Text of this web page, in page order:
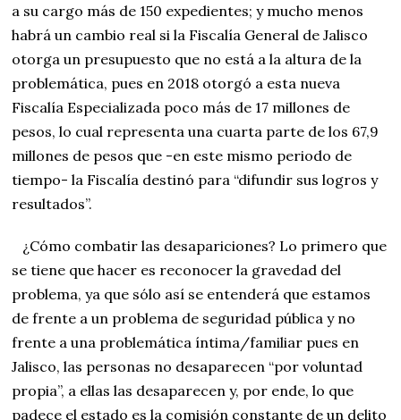
a su cargo más de 150 expedientes; y mucho menos
habrá un cambio real si la Fiscalía General de Jalisco
otorga un presupuesto que no está a la altura de la
problemática, pues en 2018 otorgó a esta nueva
Fiscalía Especializada poco más de 17 millones de
pesos, lo cual representa una cuarta parte de los 67,9
millones de pesos que -en este mismo periodo de
tiempo- la Fiscalía destinó para “difundir sus logros y
resultados”.
¿Cómo combatir las desapariciones? Lo primero que
se tiene que hacer es reconocer la gravedad del
problema, ya que sólo así se entenderá que estamos
de frente a un problema de seguridad pública y no
frente a una problemática íntima/familiar pues en
Jalisco, las personas no desaparecen “por voluntad
propia”, a ellas las desaparecen y, por ende, lo que
padece el estado es la comisión constante de un delito